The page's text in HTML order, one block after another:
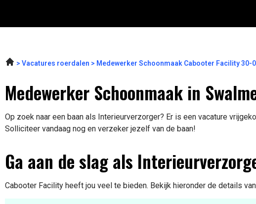
Vacatures roerdalen Medewerker Schoonmaak Cabooter Facility 30-
Medewerker Schoonmaak in
Op zoek naar een baan als Interieurverzorger? Er is een vacature
Solliciteer vandaag nog en verzeker jezelf van de baan!
Ga aan de slag als
Cabooter Facility heeft jou veel te bieden. Bekijk hieronder de details